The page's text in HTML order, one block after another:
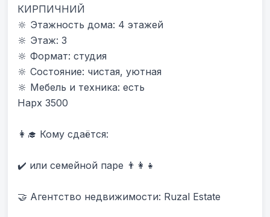
КИРПИЧНИЙ
🔆 Этажность дома: 4 этажей
🔆 Этаж: 3
🔆 Формат: студия
🔆 Состояние: чистая, уютная
🔆 Мебель и техника: есть
Нарх 3500
👩‍🎓 Кому сдаётся:
✔️ или семейной паре 👨‍👩‍👧
🤝 Агентство недвижимости: Ruzal Estate